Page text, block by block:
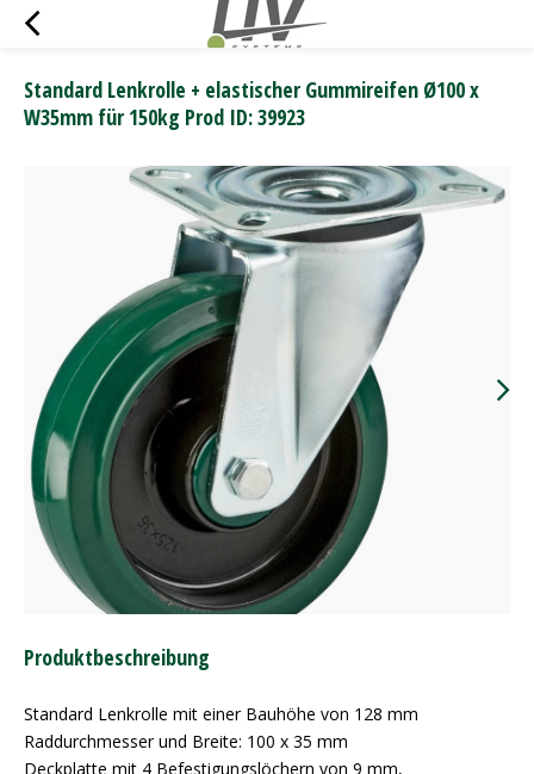
Standard Lenkrolle + elastischer Gummireifen Ø100 x
W35mm für 150kg Prod ID: 39923
Produktbeschreibung
Standard Lenkrolle mit einer Bauhöhe von 128 mm
Raddurchmesser und Breite: 100 x 35 mm
Deckplatte mit 4 Befestigungslöchern von 9 mm,